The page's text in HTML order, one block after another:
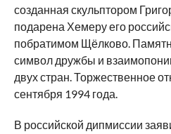
созданная скульптором
подарена Хемеру его
побратимом Щёлково.
символ дружбы и
двух стран. Торжественное
сентября 1994 года.
В российской дипмиссии